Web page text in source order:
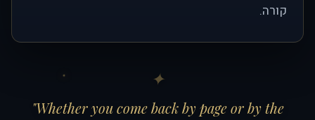
קורה.
"Whether you come back by page or by the